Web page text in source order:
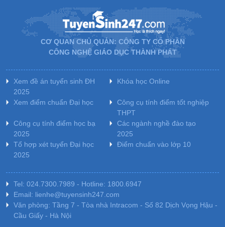
CƠ QUAN CHỦ QUẢN: CÔNG TY CỔ PHẦN
CÔNG NGHỆ GIÁO DỤC THÀNH PHÁT
Xem đề án tuyển sinh ĐH
2025
Khóa học Online
Xem điểm chuẩn Đại học
Công cụ tính điểm tốt nghiệp
THPT
Công cụ tính điểm học bạ
2025
Các ngành nghề đào tạo
2025
Tổ hợp xét tuyển Đại học
2025
Điểm chuẩn vào lớp 10
Tel: 024.7300.7989 - Hotline: 1800.6947
Email: lienhe@tuyensinh247.com
Văn phòng: Tầng 7 - Tòa nhà Intracom - Số 82 Dịch Vọng Hậu -
Cầu Giấy - Hà Nội